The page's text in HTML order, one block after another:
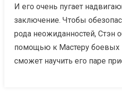
И его очень пугает
заключение. Чтобы
рода неожиданностей, Стэн
помощью к Мастеру боевых
сможет научить его паре